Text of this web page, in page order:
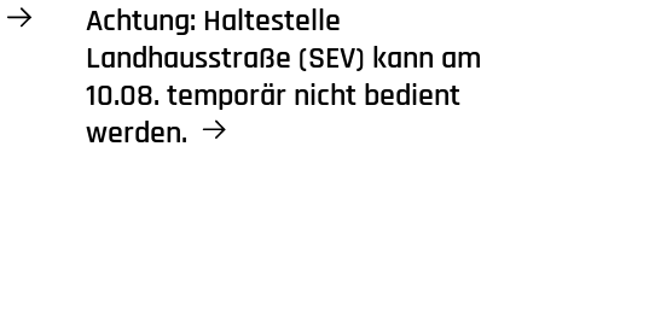
Achtung: Haltestelle
Landhausstraße (SEV) kann am
10.08. temporär nicht bedient
werden.